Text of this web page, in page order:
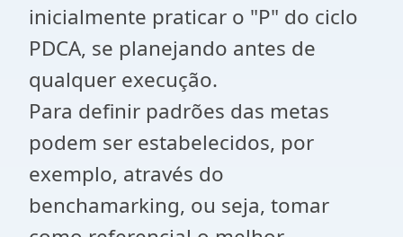
inicialmente praticar o "P" do ciclo
PDCA, se planejando antes de
qualquer execução.
Para definir padrões das metas
podem ser estabelecidos, por
exemplo, através do
benchamarking, ou seja, tomar